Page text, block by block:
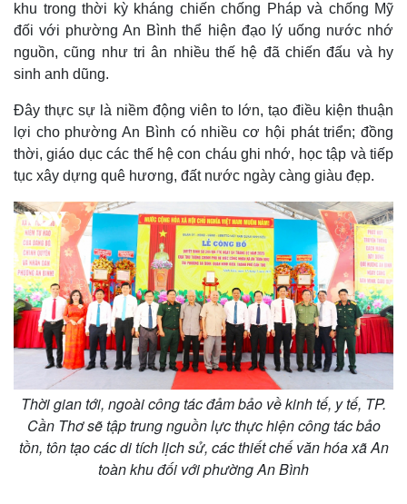
Pháp luật
Vụ án
Tin nóng
Tư vấn luật
Quân sự - Quốc phòng
Vũ khí
Việt Nam
Phân tích
khu trong thời kỳ kháng chiến chống Pháp và chống Mỹ
đối với phường An Bình thể hiện đạo lý uống nước nhớ
nguồn, cũng như tri ân nhiều thế hệ đã chiến đấu và hy
sinh anh dũng.
Đây thực sự là niềm động viên to lớn, tạo điều kiện thuận
lợi cho phường An Bình có nhiều cơ hội phát triển; đồng
thời, giáo dục các thế hệ con cháu ghi nhớ, học tập và tiếp
tục xây dựng quê hương, đất nước ngày càng giàu đẹp.
Thời gian tới, ngoài công tác đảm bảo về kinh tế, y tế, TP.
Cần Thơ sẽ tập trung nguồn lực thực hiện công tác bảo
tồn, tôn tạo các di tích lịch sử, các thiết chế văn hóa xã An
toàn khu đối với phường An Bình